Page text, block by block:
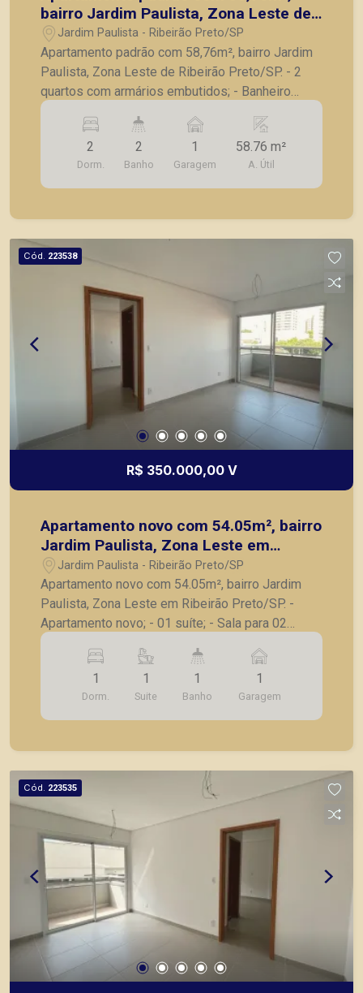
bairro Jardim Paulista, Zona Leste de
Ribeirão Preto/SP.
Jardim Paulista - Ribeirão Preto/SP
Apartamento padrão com 58,76m², bairro Jardim
Paulista, Zona Leste de Ribeirão Preto/SP. - 2
quartos com armários embutidos; - Banheiro
Social; - Sala 2 ambientes; - Cozinha; - Área de
Serviço; - Banheiro de Serviço; - 1 vaga de
garagem coberta. A Piramid tem como objetivo
atender seus clientes com agilidade e segurança,
em locação, vendas de imóveis prontos, usados
2
Dorm.
2
Banho
1
Garagem
58.76 m²
A. Útil
Cód. 223538
R$ 350.000,00 V
Apartamento novo com 54.05m², bairro
Jardim Paulista, Zona Leste em
Ribeirão Preto/SP.
Jardim Paulista - Ribeirão Preto/SP
Apartamento novo com 54.05m², bairro Jardim
Paulista, Zona Leste em Ribeirão Preto/SP. -
Apartamento novo; - 01 suíte; - Sala para 02
ambientes; - Sacada; - Cozinha; - Área de serviço;
- Laje técnica; - 01 vaga de garagem. A Piramid
tem como objetivo atender seus clientes com
agilidade e segurança, em locação, vendas de
imóveis prontos, usados ou mesmo nos
1
Dorm.
1
Suite
1
Banho
1
Garagem
Cód. 223535